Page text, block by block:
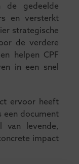
de gedeelde
en versterkt
strategische
de verdere
helpen CPF
in een snel
ervoor heeft
een document
van levende,
impact